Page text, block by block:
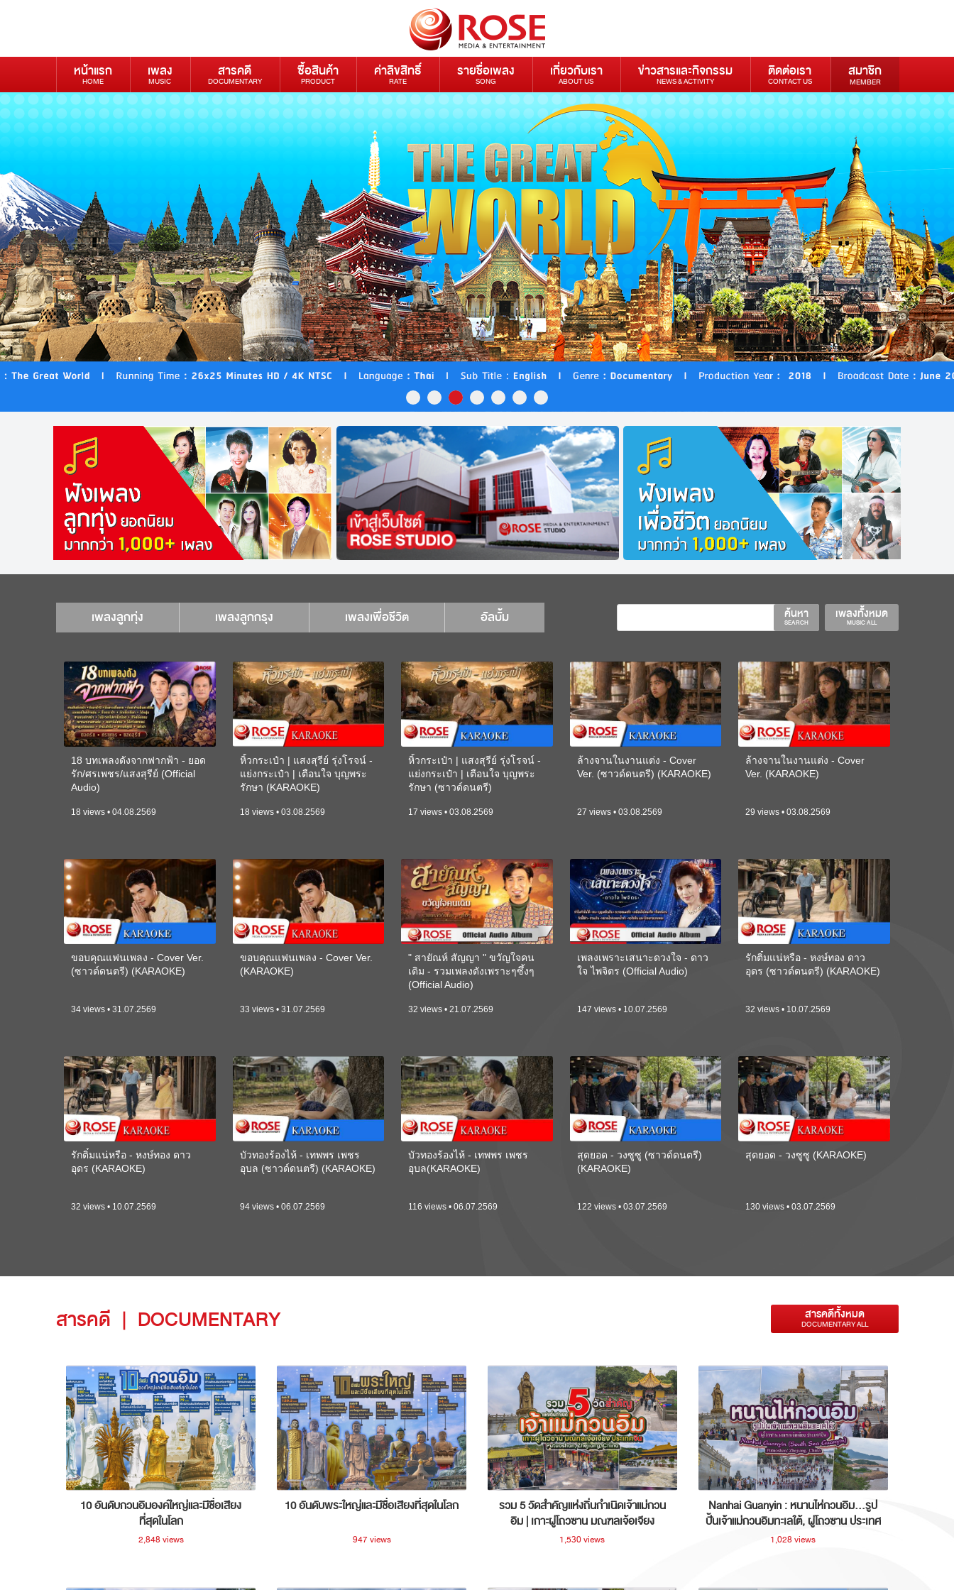
หน้าแรก
HOME
เพลง
MUSIC
สารคดี
DOCUMENTARY
ซื้อสินค้า
PRODUCT
ค่าลิขสิทธิ์
RATE
รายชื่อเพลง
SONG
เกี่ยวกับเรา
ABOUT US
ข่าวสารและกิจกรรม
NEWS & ACTIVITY
ติดต่อเรา
CONTACT US
สมาชิก
MEMBER
เพลงลูกทุ่ง เพลงลูกกรุง เพลงเพื่อชีวิต อัลบั้ม เพลงทั้งหมด
MUSIC ALL
ค้นหา
SEARCH
18 บทเพลงดังจากฟากฟ้า - ยอด
รัก/ศรเพชร/แสงสุรีย์ (Official
Audio)
18 views • 04.08.2569
หิ้วกระเป๋า | แสงสุรีย์ รุ่งโรจน์ -
แย่งกระเป๋า | เตือนใจ บุญพระ
รักษา (KARAOKE)
18 views • 03.08.2569
หิ้วกระเป๋า | แสงสุรีย์ รุ่งโรจน์ -
แย่งกระเป๋า | เตือนใจ บุญพระ
รักษา (ซาวด์ดนตรี)
17 views • 03.08.2569
ล้างจานในงานแต่ง - Cover
Ver. (ซาวด์ดนตรี) (KARAOKE)
27 views • 03.08.2569
ล้างจานในงานแต่ง - Cover
Ver. (KARAOKE)
29 views • 03.08.2569
ขอบคุณแฟนเพลง - Cover Ver.
(ซาวด์ดนตรี) (KARAOKE)
34 views • 31.07.2569
ขอบคุณแฟนเพลง - Cover Ver.
(KARAOKE)
33 views • 31.07.2569
" สายัณห์ สัญญา " ขวัญใจคน
เดิม - รวมเพลงดังเพราะๆซึ้งๆ
(Official Audio)
32 views • 21.07.2569
เพลงเพราะเสนาะดวงใจ - ดาว
ใจ ไพจิตร (Official Audio)
147 views • 10.07.2569
รักติ๋มแน่หรือ - หงษ์ทอง ดาว
อุดร (ซาวด์ดนตรี) (KARAOKE)
32 views • 10.07.2569
รักติ๋มแน่หรือ - หงษ์ทอง ดาว
อุดร (KARAOKE)
32 views • 10.07.2569
บัวทองร้องไห้ - เทพพร เพชร
อุบล (ซาวด์ดนตรี) (KARAOKE)
94 views • 06.07.2569
บัวทองร้องไห้ - เทพพร เพชร
อุบล(KARAOKE)
116 views • 06.07.2569
สุดยอด - วงซูซู (ซาวด์ดนตรี)
(KARAOKE)
122 views • 03.07.2569
สุดยอด - วงซูซู (KARAOKE)
130 views • 03.07.2569
สารคดี | DOCUMENTARY สารคดีทั้งหมด
DOCUMENTARY ALL
10 อันดับกวนอิมองค์ใหญ่และมีชื่อเสียง
ที่สุดในโลก
2,848 views
10 อันดับพระใหญ่และมีชื่อเสียงที่สุดในโลก
947 views
รวม 5 วัดสำคัญแห่งถิ่นกำเนิดเจ้าแม่กวน
อิม | เกาะผู่โถวซาน มณฑลเจ้อเจียง
ประเทศจีน
1,530 views
Nanhai Guanyin : หนานไห่กวนอิม...รูป
ปั้นเจ้าแม่กวนอิมทะเลใต้, ผู่โถวซาน ประเทศ
จีน
1,028 views